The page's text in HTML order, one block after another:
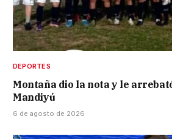
DEPORTES
Montaña dio la nota y le
Mandiyú
6 de agosto de 2026